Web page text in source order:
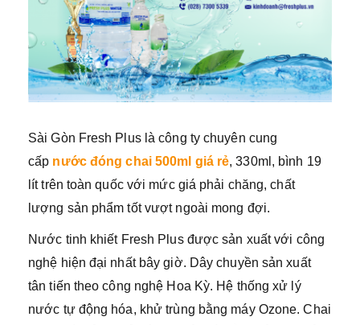
Sài Gòn Fresh Plus là công ty chuyên cung
cấp nước đóng chai 500ml giá rẻ, 330ml, bình 19
lít trên toàn quốc với mức giá phải chăng, chất
lượng sản phẩm tốt vượt ngoài mong đợi.
Nước tinh khiết Fresh Plus được sản xuất với công
nghệ hiện đại nhất bây giờ. Dây chuyền sản xuất
tân tiến theo công nghệ Hoa Kỳ. Hệ thống xử lý
nước tự động hóa, khử trùng bằng máy Ozone. Chai